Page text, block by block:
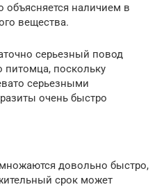
объясняется наличием в
вещества.
серьезный повод
питомца, поскольку
серьезными
очень быстро
довольно быстро,
срок может